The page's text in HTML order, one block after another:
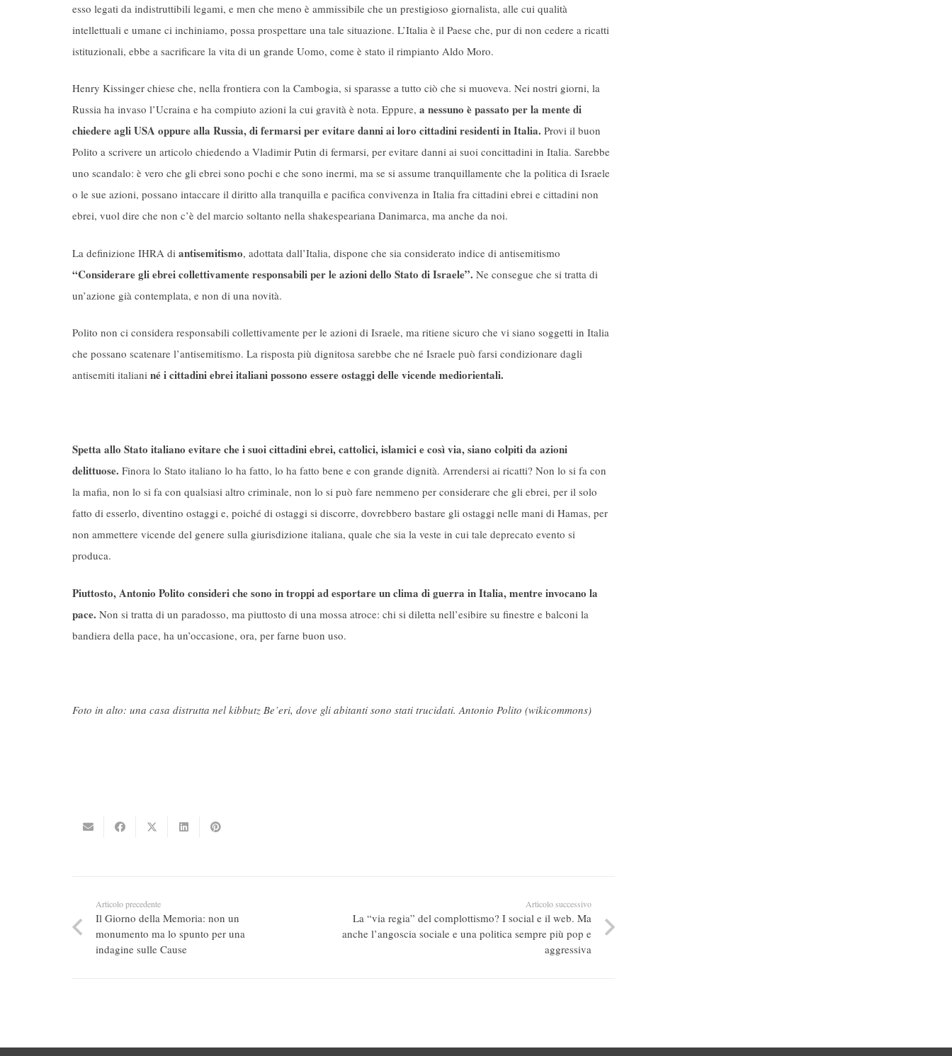
esso legati da indistruttibili legami, e men che meno è ammissibile che un prestigioso giornalista, alle cui qualità
intellettuali e umane ci inchiniamo, possa prospettare una tale situazione. L’Italia è il Paese che, pur di non cedere a ricatti
istituzionali, ebbe a sacrificare la vita di un grande Uomo, come è stato il rimpianto Aldo Moro.
Henry Kissinger chiese che, nella frontiera con la Cambogia, si sparasse a tutto ciò che si muoveva. Nei nostri giorni, la
Russia ha invaso l’Ucraina e ha compiuto azioni la cui gravità è nota. Eppure, a nessuno è passato per la mente di
chiedere agli USA oppure alla Russia, di fermarsi per evitare danni ai loro cittadini residenti in Italia. Provi il buon
Polito a scrivere un articolo chiedendo a Vladimir Putin di fermarsi, per evitare danni ai suoi concittadini in Italia. Sarebbe
uno scandalo: è vero che gli ebrei sono pochi e che sono inermi, ma se si assume tranquillamente che la politica di Israele
o le sue azioni, possano intaccare il diritto alla tranquilla e pacifica convivenza in Italia fra cittadini ebrei e cittadini non
ebrei, vuol dire che non c’è del marcio soltanto nella shakespeariana Danimarca, ma anche da noi.
La definizione IHRA di antisemitismo, adottata dall’Italia, dispone che sia considerato indice di antisemitismo
“Considerare gli ebrei collettivamente responsabili per le azioni dello Stato di Israele”. Ne consegue che si tratta di
un’azione già contemplata, e non di una novità.
Polito non ci considera responsabili collettivamente per le azioni di Israele, ma ritiene sicuro che vi siano soggetti in Italia
che possano scatenare l’antisemitismo. La risposta più dignitosa sarebbe che né Israele può farsi condizionare dagli
antisemiti italiani né i cittadini ebrei italiani possono essere ostaggi delle vicende mediorientali.
Spetta allo Stato italiano evitare che i suoi cittadini ebrei, cattolici, islamici e così via, siano colpiti da azioni
delittuose. Finora lo Stato italiano lo ha fatto, lo ha fatto bene e con grande dignità. Arrendersi ai ricatti? Non lo si fa con
la mafia, non lo si fa con qualsiasi altro criminale, non lo si può fare nemmeno per considerare che gli ebrei, per il solo
fatto di esserlo, diventino ostaggi e, poiché di ostaggi si discorre, dovrebbero bastare gli ostaggi nelle mani di Hamas, per
non ammettere vicende del genere sulla giurisdizione italiana, quale che sia la veste in cui tale deprecato evento si
produca.
Piuttosto, Antonio Polito consideri che sono in troppi ad esportare un clima di guerra in Italia, mentre invocano la
pace. Non si tratta di un paradosso, ma piuttosto di una mossa atroce: chi si diletta nell’esibire su finestre e balconi la
bandiera della pace, ha un’occasione, ora, per farne buon uso.
Foto in alto: una casa distrutta nel kibbutz Be’eri, dove gli abitanti sono stati trucidati. Antonio Polito (wikicommons)
Articolo precedente
Il Giorno della Memoria: non un
monumento ma lo spunto per una
indagine sulle Cause
Articolo successivo
La “via regia” del complottismo? I social e il web. Ma
anche l’angoscia sociale e una politica sempre più pop e
aggressiva